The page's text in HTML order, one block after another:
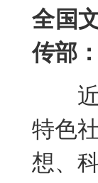
全国
传部：
近年
特色
想、